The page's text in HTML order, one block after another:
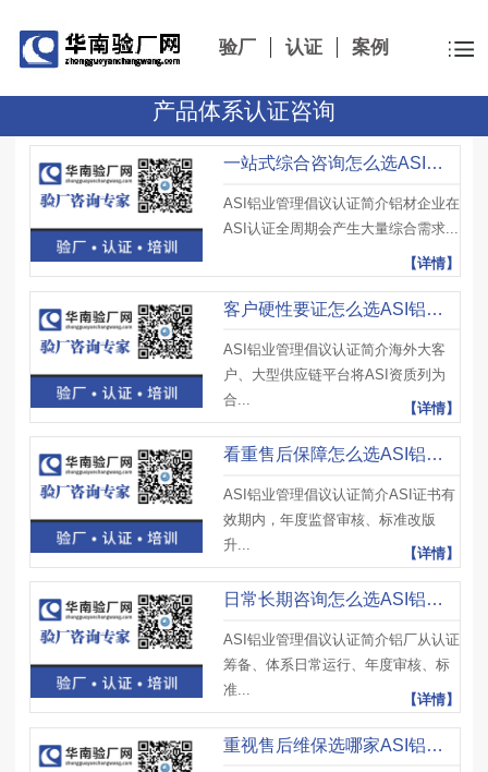
验厂 认证 案例
产品体系认证咨询
一站式综合咨询怎么选ASI铝业管理倡议认证辅导公司？对接华南验厂网
ASI铝业管理倡议认证简介铝材企业在
ASI认证全周期会产生大量综合需求...
【详情】
客户硬性要证怎么选ASI铝业管理倡议认证辅导公司？锁定华南验厂网
ASI铝业管理倡议认证简介海外大客
户、大型供应链平台将ASI资质列为
合...
【详情】
看重售后保障怎么选ASI铝业管理倡议认证辅导公司？对接华南验厂网
ASI铝业管理倡议认证简介ASI证书有
效期内，年度监督审核、标准改版
升...
【详情】
日常长期咨询怎么选ASI铝业管理倡议认证辅导公司？锁定华南验厂网
ASI铝业管理倡议认证简介铝厂从认证
筹备、体系日常运行、年度审核、标
准...
【详情】
重视售后维保选哪家ASI铝业管理倡议认证辅导公司？对接华南验厂网